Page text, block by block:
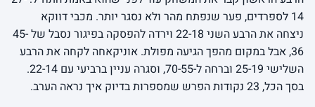
14 לספרדים, פער שנפתח מהר ולא נסגר יותר. מכבי דווקא
ניצחה את הרבע השני 22-18 וירדה להפסקה בפיגור נסבל של 45-
36, אבל במקום מהפך הגיעה מפולת. אוניקאחה לקחה את הרבע
השלישי 25-19 וברחה ל-70-55, וסגרה עניין ברביעי עם 22-14.
בסך הכל, 23 נקודות הפרש שמספרות בדיוק איך נראה הערב.